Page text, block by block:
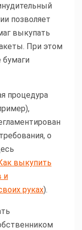
позволяет
выкупать
При этом
бумаги
процедура
о
выкупить
и
руках).